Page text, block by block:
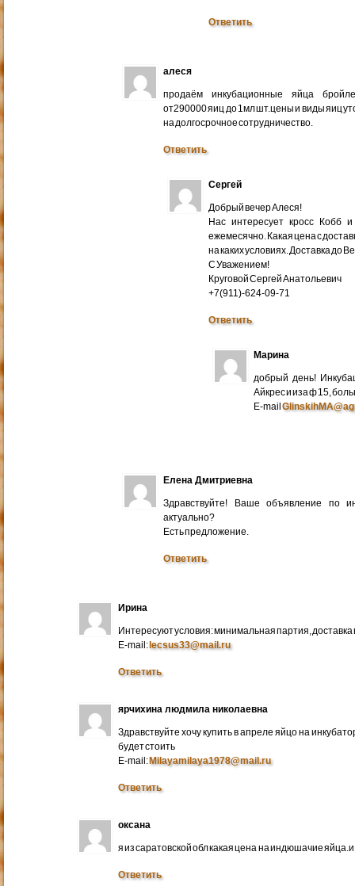
Ответить
алеся
продаём инкубационные яйца
от290000 яиц до 1мл шт.цены и виды яиц
на долгосрочное сотрудничество.
Ответить
Сергей
Добрый вечер Алеся!
Нас интересует кросс Кобб
ежемесячно. Какая цена с
на каких условиях. Доставка до
С Уважением!
Круговой Сергей Анатольевич
+7(911)-624-09-71
Ответить
Марина
добрый день!
Айкрес и иза ф 15,
E-mail
Елена Дмитриевна
Здравствуйте! Ваше объявление по
актуально?
Есть предложение.
Ответить
Ирина
Интересуют условия: минимальная партия, доставка
E-mail:lecsus33@mail.ru
Ответить
ярчихина людмила николаевна
Здравствуйте хочу купить в апреле яйцо на
будет стоить
E-mail:Milayamilaya1978@mail.ru
Ответить
оксана
я из саратовской обл какая цена на индюшачие яйца.и
Ответить